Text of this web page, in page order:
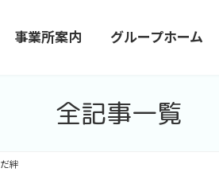
事業所案内 グループホーム
全記事一覧
絆